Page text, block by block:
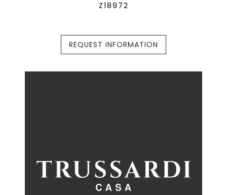
Z18972
REQUEST INFORMATION